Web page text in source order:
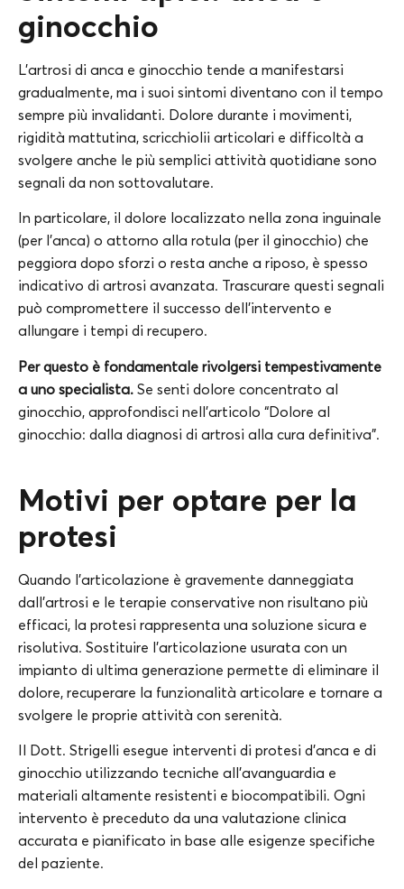
ginocchio
L’artrosi di anca e ginocchio tende a manifestarsi
gradualmente, ma i suoi sintomi diventano con il tempo
sempre più invalidanti. Dolore durante i movimenti,
rigidità mattutina, scricchiolii articolari e difficoltà a
svolgere anche le più semplici attività quotidiane sono
segnali da non sottovalutare.
In particolare, il dolore localizzato nella zona inguinale
(per l’anca) o attorno alla rotula (per il ginocchio) che
peggiora dopo sforzi o resta anche a riposo, è spesso
indicativo di artrosi avanzata. Trascurare questi segnali
può compromettere il successo dell’intervento e
allungare i tempi di recupero.
Per questo è fondamentale rivolgersi tempestivamente
a uno specialista. Se senti dolore concentrato al
ginocchio, approfondisci nell’articolo “Dolore al
ginocchio: dalla diagnosi di artrosi alla cura definitiva”.
Motivi per optare per la
protesi
Quando l’articolazione è gravemente danneggiata
dall’artrosi e le terapie conservative non risultano più
efficaci, la protesi rappresenta una soluzione sicura e
risolutiva. Sostituire l’articolazione usurata con un
impianto di ultima generazione permette di eliminare il
dolore, recuperare la funzionalità articolare e tornare a
svolgere le proprie attività con serenità.
Il Dott. Strigelli esegue interventi di protesi d’anca e di
ginocchio utilizzando tecniche all’avanguardia e
materiali altamente resistenti e biocompatibili. Ogni
intervento è preceduto da una valutazione clinica
accurata e pianificato in base alle esigenze specifiche
del paziente.